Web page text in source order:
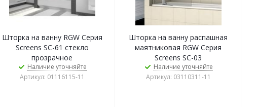
Шторка на ванну RGW Серия
Screens SC-61 стекло
прозрачное
Наличие уточняйте
Артикул: 01116115-11
Шторка на ванну распашная
маятниковая RGW Серия
Screens SC-03
Наличие уточняйте
Артикул: 03110311-11